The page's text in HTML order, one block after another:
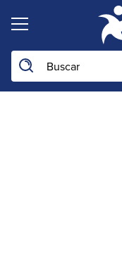
Buscar en la web